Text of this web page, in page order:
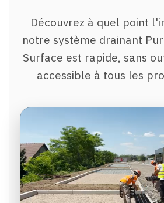
Découvrez à quel point
notre système drainant
Surface est rapide, sans
accessible à tous les